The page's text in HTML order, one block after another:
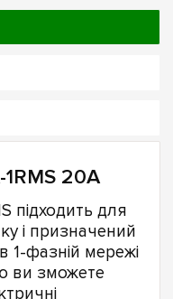
20A
підходить для
і призначений
1-фазній мережі
ви зможете